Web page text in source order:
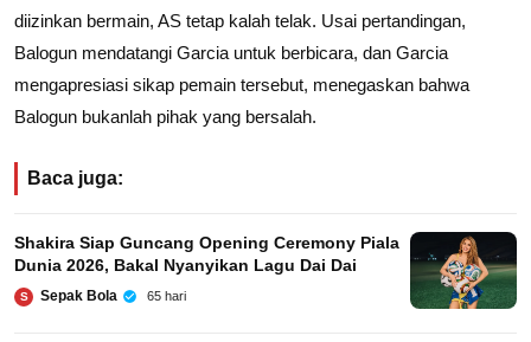
diizinkan bermain, AS tetap kalah telak. Usai pertandingan,
Balogun mendatangi Garcia untuk berbicara, dan Garcia
mengapresiasi sikap pemain tersebut, menegaskan bahwa
Balogun bukanlah pihak yang bersalah.
Baca juga:
Shakira Siap Guncang Opening Ceremony Piala
Dunia 2026, Bakal Nyanyikan Lagu Dai Dai
S Sepak Bola 65 hari